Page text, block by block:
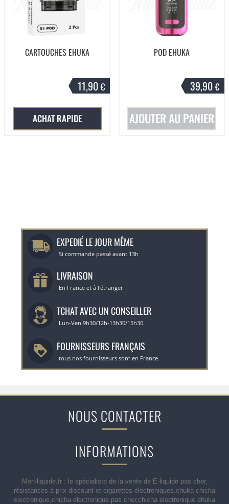
CARTOUCHES EHUKA
11,90€
ACHAT RAPIDE
POD EHUKA
39,90€
AJOUTER AU PANIER
EXPEDIÉ LE JOUR MÊME
Si commande passé avant 13h
LIVRAISON
En France et à l'étranger
TCHAT AVEC UN CONSEILLER
Lun-Ven 9h30/12h-13h30/15h30
FOURNISSEURS FRANÇAIS
tous nos fournisseurs sont en France.
NOUS CONTACTER
INFORMATIONS
Mon-liquide.fr : le spécialiste de la vente de E-liquide pas cher,
résistances à prix discount et cigarettes électroniques.ehuka chicha
electronique,chicha electronique pas cher,chicha electronique ehuka